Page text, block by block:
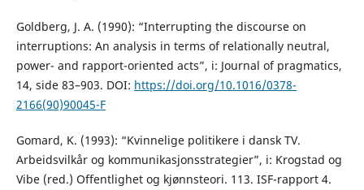
Goldberg, J. A. (1990): “Interrupting the discourse on
interruptions: An analysis in terms of relationally neutral,
power- and rapport-oriented acts”, i: Journal of pragmatics,
14, side 83–903. DOI: https://doi.org/10.1016/0378-
2166(90)90045-F
Gomard, K. (1993): “Kvinnelige politikere i dansk TV.
Arbeidsvilkår og kommunikasjonsstrategier”, i: Krogstad og
Vibe (red.) Offentlighet og kjønnsteori. 113. ISF-rapport 4.